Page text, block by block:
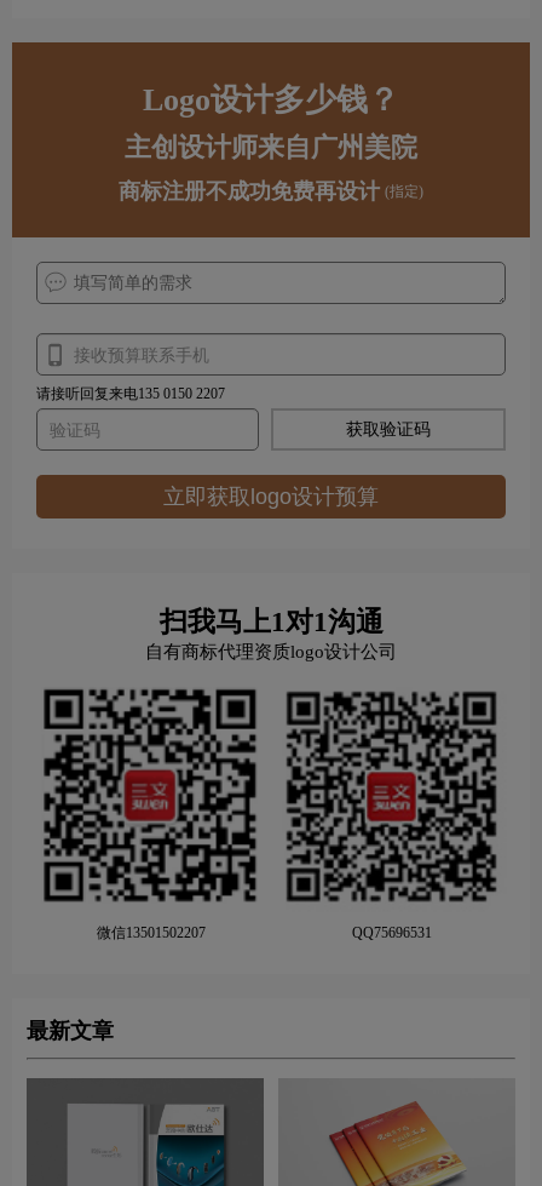
Logo设计多少钱？
主创设计师来自广州美院
商标注册不成功免费再设计 (指定)
请接听回复来电135 0150 2207
获取验证码
立即获取logo设计预算
扫我马上1对1沟通
自有商标代理资质logo设计公司
微信13501502207 QQ75696531
最新文章